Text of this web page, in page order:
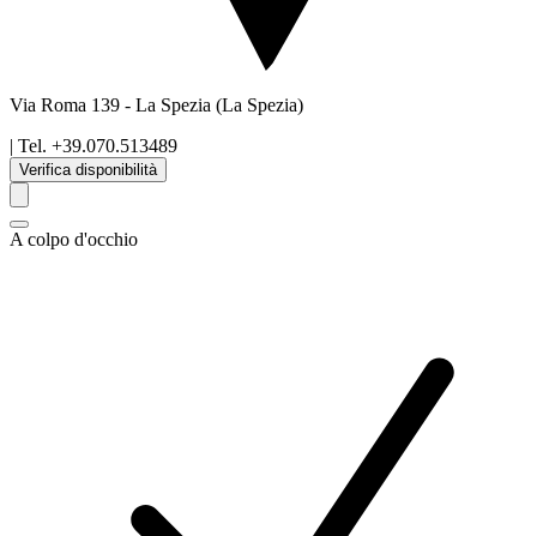
Via Roma 139 - La Spezia (La Spezia)
| Tel. +39.070.513489
Verifica disponibilità
A colpo d'occhio